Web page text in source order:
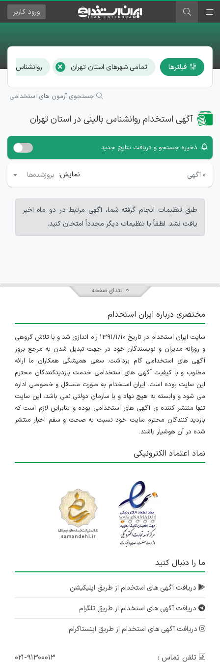
ورود کاربر
فیلترها تمامی شهرهای استان تهران × روانشناس
جستجوی آزمون های استخدامی
آگهی استخدام روانشناس بالینی در استان تهران
ذخیره جستجو و دریافت نتایج جدید
۰ آگهی نمایش: بروزشده‌ها
طبق تنظیمات انجام گرفته شما، آگهی مرتبط در دو ماه اخیر
یافت نشد. لطفاً با تنظیمات دیگر مجدداً امتحان کنید.
ابتدای صفحه
مختصری درباره ایران استخدام
سایت ایران استخدام در تاریخ ۱۳۹۱/۱/۱۰ راه اندازی شد و با تلاش گروهی
و روزانه مدیران و نویسندگان خود در جهت تبدیل شدن به مرجع بروز
آگهی های استخدامی گام برداشت. سعی همیشگی همکاران ما ارائه
مطلوب و با کیفیت آگهی های استخدامی خدمت بازدیدکنندگان محترم
این سایت بوده است. ایران استخدام به صورت مستقل و خصوصی اداره
می شود و وابسته به هیچ نهاد و یا سازمان دولتی نمی باشد، این سایت
تنها منتشر کننده ی آگهی های استخدامی بوده و بنابراین لازم است که
بازدید کنندگان محترم سایت خود نسبت به صحت و سقم اخبار منتشر
شده در آن هوشیار باشند.
نماد اعتماد الکترونیکی
ما را دنبال کنید
دریافت آگهی های استخدام از طریق اپلیکیشن
دریافت آگهی های استخدام از طریق تلگرام
دریافت آگهی های استخدام از طریق اینستاگرام
تلفن تماس : ۰۲۱-۹۱۳۰۰۰۱۳